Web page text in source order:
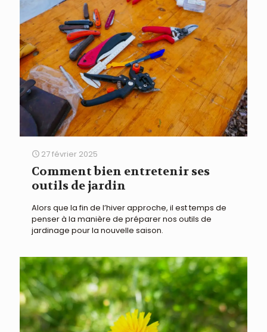
27 février 2025
Comment bien entretenir ses
outils de jardin
Alors que la fin de l’hiver approche, il est temps de
penser à la manière de préparer nos outils de
jardinage pour la nouvelle saison.